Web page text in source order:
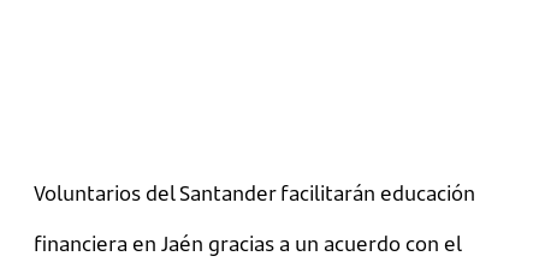
Voluntarios del Santander facilitarán educación
financiera en Jaén gracias a un acuerdo con el